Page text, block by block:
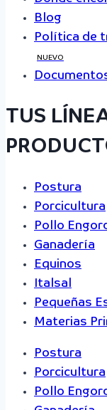
Blog
Política de
NUEVO
TUS
Postura
Porcicultura
Pollo
Ganadería
Equinos
Italsal
Pequeñas
Materias
Postura
Porcicultura
Pollo